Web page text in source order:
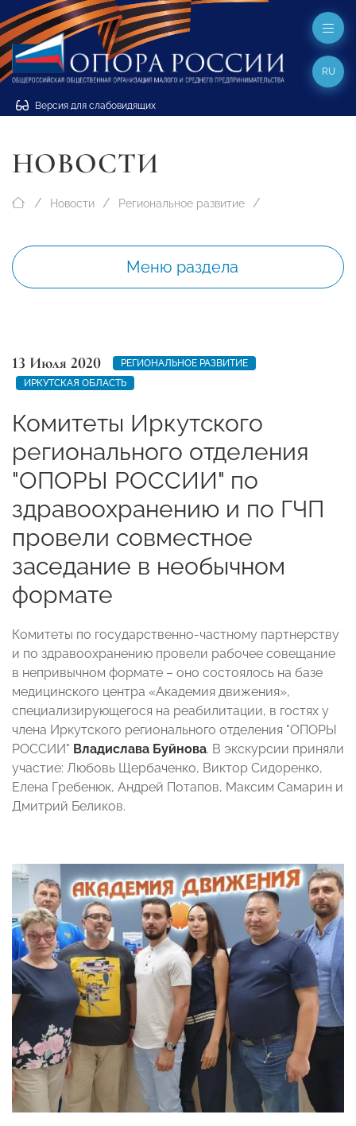
Версия для слабовидящих
RU
НОВОСТИ
Новости Региональное развитие
Меню раздела
13 Июля 2020
РЕГИОНАЛЬНОЕ РАЗВИТИЕ
ИРКУТСКАЯ ОБЛАСТЬ
Комитеты Иркутского
регионального отделения
"ОПОРЫ РОССИИ" по
здравоохранению и по ГЧП
провели совместное
заседание в необычном
формате
Комитеты по государственно-частному партнерству
и по здравоохранению провели рабочее совещание
в непривычном формате – оно состоялось на базе
медицинского центра «Академия движения»,
специализирующегося на реабилитации, в гостях у
члена Иркутского регионального отделения "ОПОРЫ
РОССИИ" Владислава Буйнова. В экскурсии приняли
участие: Любовь Щербаченко, Виктор Сидоренко,
Елена Гребенюк, Андрей Потапов, Максим Самарин и
Дмитрий Беликов.